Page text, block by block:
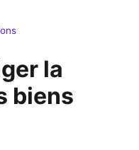
la
biens